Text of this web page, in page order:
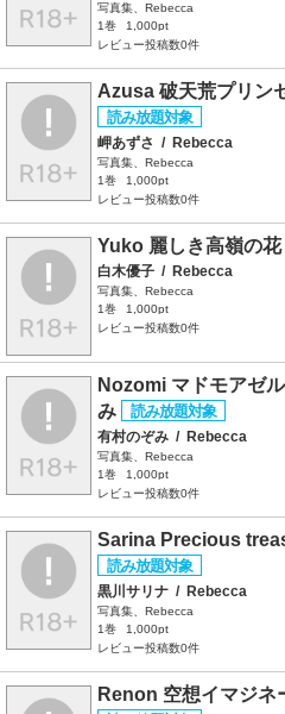
写真集、Rebecca
1巻
1,000pt
レビュー投稿数0件
Azusa 破天荒プリン
岬あずさ / Rebecca
写真集、Rebecca
1巻
1,000pt
レビュー投稿数0件
Yuko 麗しき高嶺の
白木優子 / Rebecca
写真集、Rebecca
1巻
1,000pt
レビュー投稿数0件
Nozomi マドモアゼ
み
有村のぞみ / Rebecca
写真集、Rebecca
1巻
1,000pt
レビュー投稿数0件
Sarina Precious
黒川サリナ / Rebecca
写真集、Rebecca
1巻
1,000pt
レビュー投稿数0件
Renon 空想イマジネ